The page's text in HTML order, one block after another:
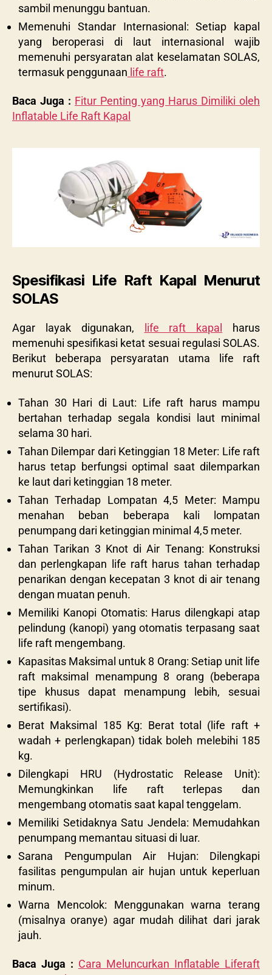
sambil menunggu bantuan.
Memenuhi Standar Internasional: Setiap kapal
yang beroperasi di laut internasional wajib
memenuhi persyaratan alat keselamatan SOLAS,
termasuk penggunaan life raft.
Baca Juga : Fitur Penting yang Harus Dimiliki oleh
Inflatable Life Raft Kapal
Spesifikasi Life Raft Kapal Menurut
SOLAS
Agar layak digunakan, life raft kapal
harus
memenuhi spesifikasi ketat sesuai regulasi SOLAS.
Berikut beberapa persyaratan utama life raft
menurut SOLAS:
Tahan 30 Hari di Laut: Life raft harus mampu
bertahan terhadap segala kondisi laut minimal
selama 30 hari.
Tahan Dilempar dari Ketinggian 18 Meter: Life raft
harus tetap berfungsi optimal saat dilemparkan
ke laut dari ketinggian 18 meter.
Tahan Terhadap Lompatan 4,5 Meter: Mampu
menahan beban beberapa kali lompatan
penumpang dari ketinggian minimal 4,5 meter.
Tahan Tarikan 3 Knot di Air Tenang: Konstruksi
dan perlengkapan life raft harus tahan terhadap
penarikan dengan kecepatan 3 knot di air tenang
dengan muatan penuh.
Memiliki Kanopi Otomatis: Harus dilengkapi atap
pelindung (kanopi) yang otomatis terpasang saat
life raft mengembang.
Kapasitas Maksimal untuk 8 Orang: Setiap unit life
raft maksimal menampung 8 orang (beberapa
tipe khusus dapat menampung lebih, sesuai
sertifikasi).
Berat Maksimal 185 Kg: Berat total (life raft +
wadah + perlengkapan) tidak boleh melebihi 185
kg.
Dilengkapi HRU (Hydrostatic Release Unit):
Memungkinkan life raft terlepas dan
mengembang otomatis saat kapal tenggelam.
Memiliki Setidaknya Satu Jendela: Memudahkan
penumpang memantau situasi di luar.
Sarana Pengumpulan Air Hujan: Dilengkapi
fasilitas pengumpulan air hujan untuk keperluan
minum.
Warna Mencolok: Menggunakan warna terang
(misalnya oranye) agar mudah dilihat dari jarak
jauh.
Baca Juga : Cara Meluncurkan Inflatable Liferaft